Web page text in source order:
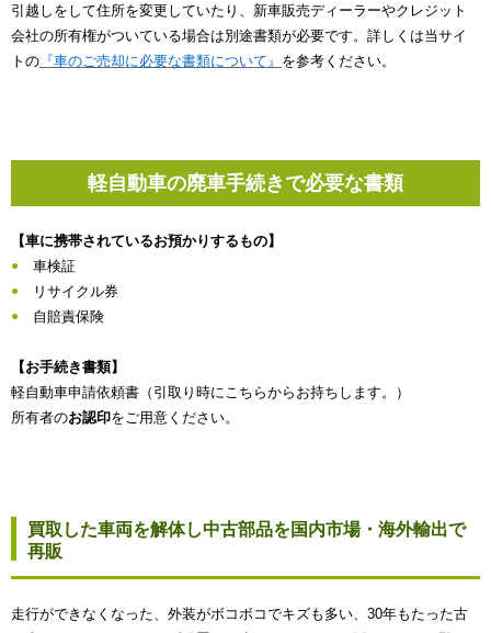
引越しをして住所を変更していたり、新車販売ディーラーやクレジット
会社の所有権がついている場合は別途書類が必要です。詳しくは当サイ
トの 『車のご売却に必要な書類について』 を参考ください。
軽自動車の廃車手続きで必要な書類
【車に携帯されているお預かりするもの】
車検証
リサイクル券
自賠責保険
【お手続き書類】
軽自動車申請依頼書（引取り時にこちらからお持ちします。）
所有者のお認印をご用意ください。
買取した車両を解体し中古部品を国内市場・海外輸出で
再販
走行ができなくなった、外装がボコボコでキズも多い、30年もたった古